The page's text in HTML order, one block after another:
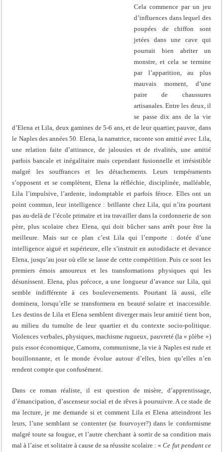
Cela commence par un jeu
d’influences dans lequel des
poupées de chiffon sont
jetées dans une cave qui
pourrait bien abriter un
monstre, et cela se termine
par l’apparition, au plus
mauvais moment, d’une
paire de chaussures
artisanales. Entre les deux, il
se passe dix ans de la vie
d’Elena et Lila, deux gamines de 5-6 ans, et de leur quartier, pauvre, dans
le Naples des années 50. Elena, la narratrice, raconte son amitié avec Lila,
une relation faite d’attirance, de jalousies et de rivalités, une amitié
parfois bancale et inégalitaire mais cependant fusionnelle et irrésistible
malgré les souffrances et les détachements. Leurs tempéraments
s’opposent et se complètent, Elena la réfléchie, disciplinée, malléable,
Lila l’impulsive, l’ardente, indomptable et parfois féroce. Elles ont un
point commun, leur intelligence : brillante chez Lila, qui n’ira pourtant
pas au-delà de l’école primaire et ira travailler dans la cordonnerie de son
père, plus scolaire chez Elena, qui doit bûcher sans arrêt pour être la
meilleure. Mais sur ce plan c’est Lila qui l’emporte : dotée d’une
intelligence aiguë et supérieure, elle s’instruit en autodidacte et devance
Elena, jusqu’au jour où elle se lasse de cette compétition. Puis ce sont les
premiers émois amoureux et les transformations physiques qui les
désunissent. Elena, plus précoce, a une longueur d’avance sur Lila, qui
semble indifférente à ces bouleversements. Pourtant là aussi, elle
dominera, lorsqu’elle se transformera en beauté solaire et inaccessible.
Les destins de Lila et Elena semblent diverger mais leur amitié tient bon,
au milieu du tumulte de leur quartier et du contexte socio-politique.
Violences verbales, physiques, machisme rugueux, pauvreté (la « plèbe »)
puis essor économique, Camorra, communisme, la vie à Naples est rude et
bouillonnante, et le monde évolue autour d’elles, bien qu’elles n’en
rendent compte que confusément.
Dans ce roman réaliste, il est question de misère, d’apprentissage,
d’émancipation, d’ascenseur social et de rêves à poursuivre. A ce stade de
ma lecture, je me demande si et comment Lila et Elena atteindront les
leurs, l’une semblant se contenter (se fourvoyer?) dans le conformisme
malgré toute sa fougue, et l’autre cherchant à sortir de sa condition mais
mal à l’aise et solitaire à cause de sa réussite scolaire : «Ce fut pendant ce